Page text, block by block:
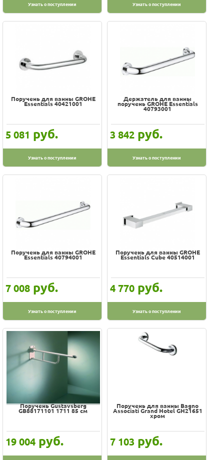
Узнать о поступлении Узнать о поступлении
Поручень для ванны GROHE
Essentials 40421001
5 081 руб.
Узнать о поступлении
Держатель для ванны
поручень GROHE Essentials
40793001
3 842 руб.
Узнать о поступлении
Поручень для ванны GROHE
Essentials 40794001
7 008 руб.
Узнать о поступлении
Поручень для ванны GROHE
Essentials Cube 40514001
4 770 руб.
Узнать о поступлении
Поручень Gustavsberg
GB88171101 1711 85 см
19 004 руб.
Поручень для ванны Bagno
Associati Grand Hotel GH21651
хром
7 103 руб.